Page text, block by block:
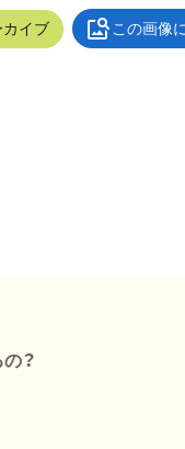
カイブ この画像
？